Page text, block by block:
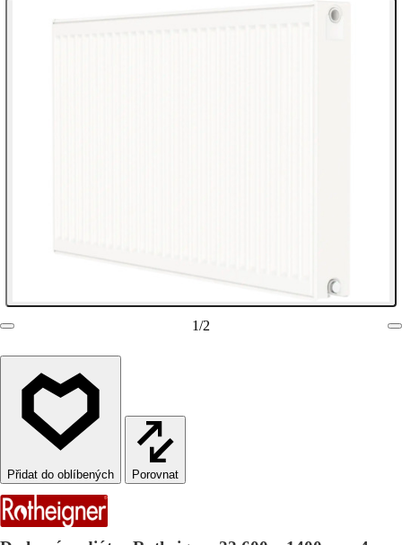
1/2
Porovnat